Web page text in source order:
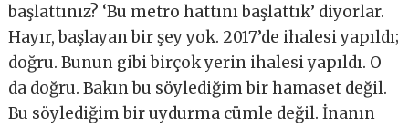
başlattınız? ‘Bu metro hattını başlattık’ diyorlar.
Hayır, başlayan bir şey yok. 2017’de ihalesi yapıldı;
doğru. Bunun gibi birçok yerin ihalesi yapıldı. O
da doğru. Bakın bu söylediğim bir hamaset değil.
Bu söylediğim bir uydurma cümle değil. İnanın